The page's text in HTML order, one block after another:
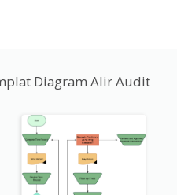
Diagram Alir Audit